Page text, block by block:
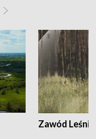
Zawód Leśnik